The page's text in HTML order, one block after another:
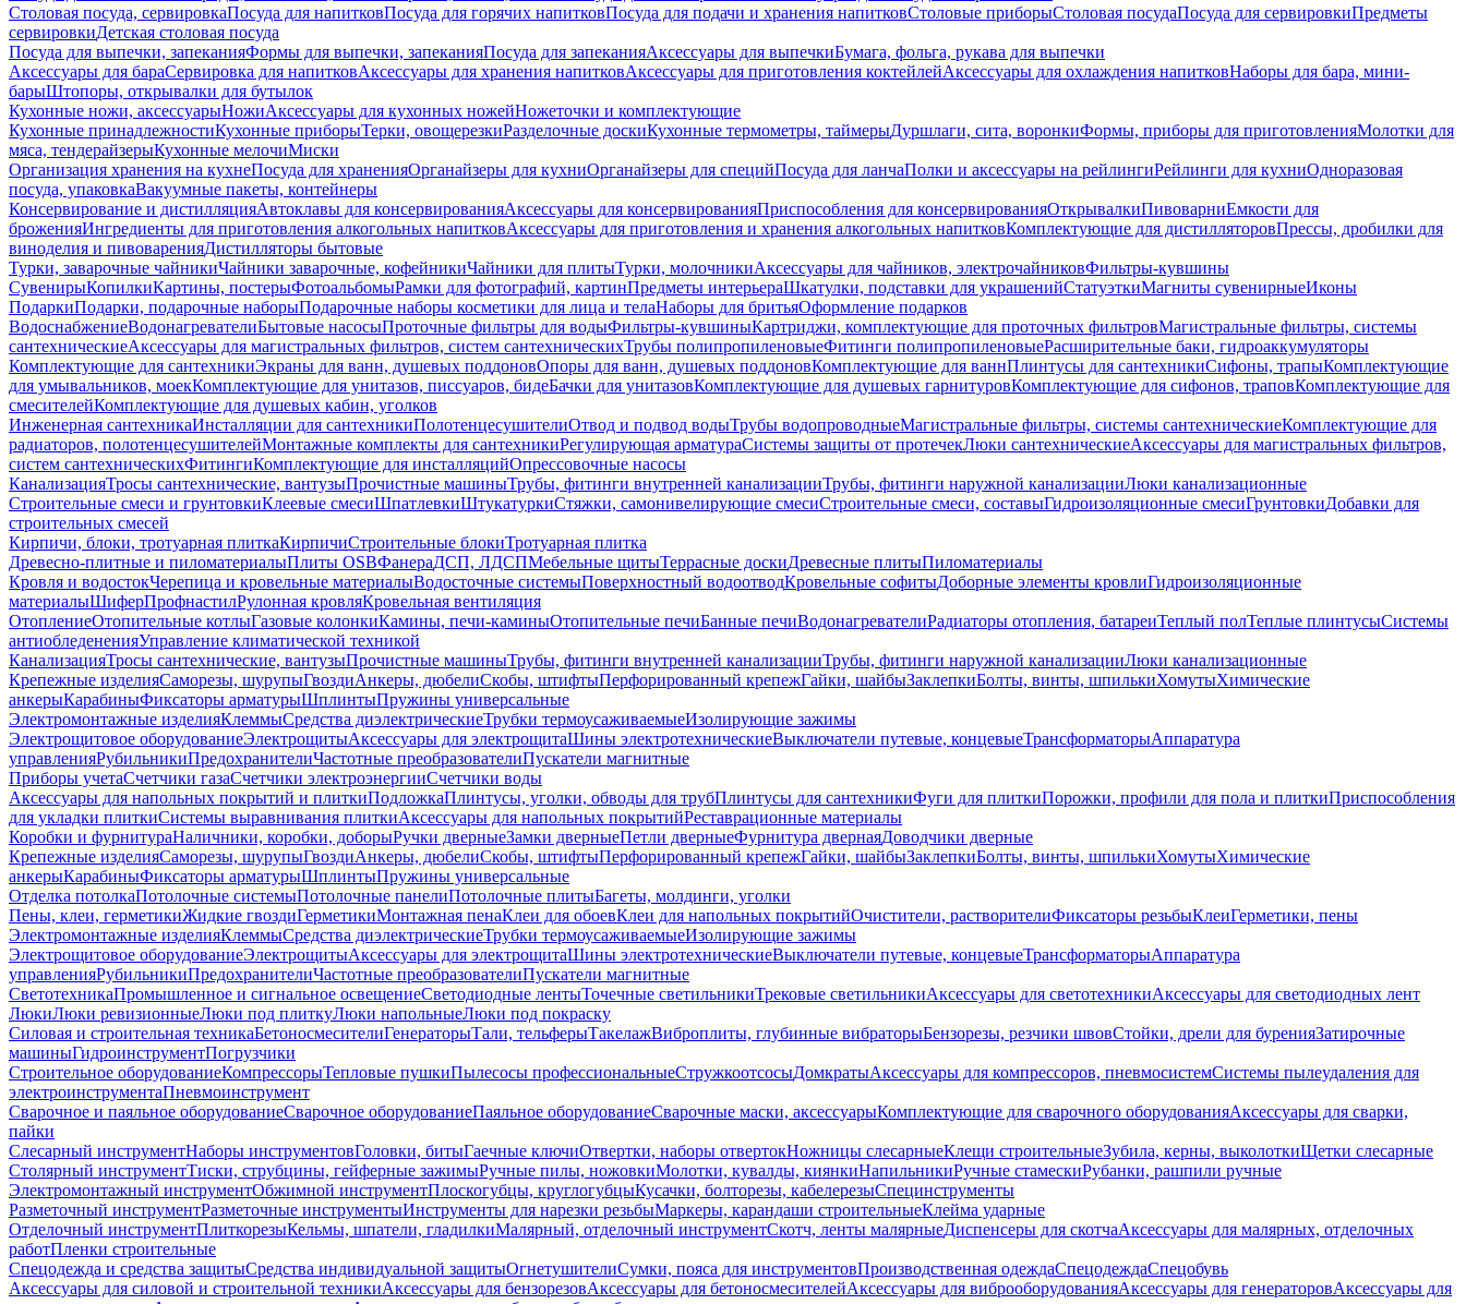
Столовая посуда, сервировкаПосуда для напитковПосуда для горячих напитковПосуда для подачи и хранения напитковСтоловые приборыСтоловая посудаПосуда для сервировкиПредметы
сервировкиДетская столовая посуда
Посуда для выпечки, запеканияФормы для выпечки, запеканияПосуда для запеканияАксессуары для выпечкиБумага, фольга, рукава для выпечки
Аксессуары для бараСервировка для напитковАксессуары для хранения напитковАксессуары для приготовления коктейлейАксессуары для охлаждения напитковНаборы для бара, мини-
барыШтопоры, открывалки для бутылок
Кухонные ножи, аксессуарыНожиАксессуары для кухонных ножейНожеточки и комплектующие
Кухонные принадлежностиКухонные приборыТерки, овощерезкиРазделочные доскиКухонные термометры, таймерыДуршлаги, сита, воронкиФормы, приборы для приготовленияМолотки для
мяса, тендерайзерыКухонные мелочиМиски
Организация хранения на кухнеПосуда для храненияОрганайзеры для кухниОрганайзеры для специйПосуда для ланчаПолки и аксессуары на рейлингиРейлинги для кухниОдноразовая
посуда, упаковкаВакуумные пакеты, контейнеры
Консервирование и дистилляцияАвтоклавы для консервированияАксессуары для консервированияПриспособления для консервированияОткрывалкиПивоварниЕмкости для
броженияИнгредиенты для приготовления алкогольных напитковАксессуары для приготовления и хранения алкогольных напитковКомплектующие для дистилляторовПрессы, дробилки для
виноделия и пивоваренияДистилляторы бытовые
Турки, заварочные чайникиЧайники заварочные, кофейникиЧайники для плитыТурки, молочникиАксессуары для чайников, электрочайниковФильтры-кувшины
СувенирыКопилкиКартины, постерыФотоальбомыРамки для фотографий, картинПредметы интерьераШкатулки, подставки для украшенийСтатуэткиМагниты сувенирныеИконы
ПодаркиПодарки, подарочные наборыПодарочные наборы косметики для лица и телаНаборы для бритьяОформление подарков
ВодоснабжениеВодонагревателиБытовые насосыПроточные фильтры для водыФильтры-кувшиныКартриджи, комплектующие для проточных фильтровМагистральные фильтры, системы
сантехническиеАксессуары для магистральных фильтров, систем сантехническихТрубы полипропиленовыеФитинги полипропиленовыеРасширительные баки, гидроаккумуляторы
Комплектующие для сантехникиЭкраны для ванн, душевых поддоновОпоры для ванн, душевых поддоновКомплектующие для ваннПлинтусы для сантехникиСифоны, трапыКомплектующие
для умывальников, моекКомплектующие для унитазов, писсуаров, бидеБачки для унитазовКомплектующие для душевых гарнитуровКомплектующие для сифонов, траповКомплектующие для
смесителейКомплектующие для душевых кабин, уголков
Инженерная сантехникаИнсталляции для сантехникиПолотенцесушителиОтвод и подвод водыТрубы водопроводныеМагистральные фильтры, системы сантехническиеКомплектующие для
радиаторов, полотенцесушителейМонтажные комплекты для сантехникиРегулирующая арматураСистемы защиты от протечекЛюки сантехническиеАксессуары для магистральных фильтров,
систем сантехническихФитингиКомплектующие для инсталляцийОпрессовочные насосы
КанализацияТросы сантехнические, вантузыПрочистные машиныТрубы, фитинги внутренней канализацииТрубы, фитинги наружной канализацииЛюки канализационные
Строительные смеси и грунтовкиКлеевые смесиШпатлевкиШтукатуркиСтяжки, самонивелирующие смесиСтроительные смеси, составыГидроизоляционные смесиГрунтовкиДобавки для
строительных смесей
Кирпичи, блоки, тротуарная плиткаКирпичиСтроительные блокиТротуарная плитка
Древесно-плитные и пиломатериалыПлиты OSBФанераДСП, ЛДСПМебельные щитыТеррасные доскиДревесные плитыПиломатериалы
Кровля и водостокЧерепица и кровельные материалыВодосточные системыПоверхностный водоотводКровельные софитыДоборные элементы кровлиГидроизоляционные
материалыШиферПрофнастилРулонная кровляКровельная вентиляция
ОтоплениеОтопительные котлыГазовые колонкиКамины, печи-каминыОтопительные печиБанные печиВодонагревателиРадиаторы отопления, батареиТеплый полТеплые плинтусыСистемы
антиобледененияУправление климатической техникой
КанализацияТросы сантехнические, вантузыПрочистные машиныТрубы, фитинги внутренней канализацииТрубы, фитинги наружной канализацииЛюки канализационные
Крепежные изделияСаморезы, шурупыГвоздиАнкеры, дюбелиСкобы, штифтыПерфорированный крепежГайки, шайбыЗаклепкиБолты, винты, шпилькиХомутыХимические
анкерыКарабиныФиксаторы арматурыШплинтыПружины универсальные
Электромонтажные изделияКлеммыСредства диэлектрическиеТрубки термоусаживаемыеИзолирующие зажимы
Электрощитовое оборудованиеЭлектрощитыАксессуары для электрощитаШины электротехническиеВыключатели путевые, концевыеТрансформаторыАппаратура
управленияРубильникиПредохранителиЧастотные преобразователиПускатели магнитные
Приборы учетаСчетчики газаСчетчики электроэнергииСчетчики воды
Аксессуары для напольных покрытий и плиткиПодложкаПлинтусы, уголки, обводы для трубПлинтусы для сантехникиФуги для плиткиПорожки, профили для пола и плиткиПриспособления
для укладки плиткиСистемы выравнивания плиткиАксессуары для напольных покрытийРеставрационные материалы
Коробки и фурнитураНаличники, коробки, доборыРучки дверныеЗамки дверныеПетли дверныеФурнитура двернаяДоводчики дверные
Крепежные изделияСаморезы, шурупыГвоздиАнкеры, дюбелиСкобы, штифтыПерфорированный крепежГайки, шайбыЗаклепкиБолты, винты, шпилькиХомутыХимические
анкерыКарабиныФиксаторы арматурыШплинтыПружины универсальные
Отделка потолкаПотолочные системыПотолочные панелиПотолочные плитыБагеты, молдинги, уголки
Пены, клеи, герметикиЖидкие гвоздиГерметикиМонтажная пенаКлеи для обоевКлеи для напольных покрытийОчистители, растворителиФиксаторы резьбыКлеиГерметики, пены
Электромонтажные изделияКлеммыСредства диэлектрическиеТрубки термоусаживаемыеИзолирующие зажимы
Электрощитовое оборудованиеЭлектрощитыАксессуары для электрощитаШины электротехническиеВыключатели путевые, концевыеТрансформаторыАппаратура
управленияРубильникиПредохранителиЧастотные преобразователиПускатели магнитные
СветотехникаПромышленное и сигнальное освещениеСветодиодные лентыТочечные светильникиТрековые светильникиАксессуары для светотехникиАксессуары для светодиодных лент
ЛюкиЛюки ревизионныеЛюки под плиткуЛюки напольныеЛюки под покраску
Силовая и строительная техникаБетоносмесителиГенераторыТали, тельферыТакелажВиброплиты, глубинные вибраторыБензорезы, резчики швовСтойки, дрели для буренияЗатирочные
машиныГидроинструментПогрузчики
Строительное оборудованиеКомпрессорыТепловые пушкиПылесосы профессиональныеСтружкоотсосыДомкратыАксессуары для компрессоров, пневмосистемСистемы пылеудаления для
электроинструментаПневмоинструмент
Сварочное и паяльное оборудованиеСварочное оборудованиеПаяльное оборудованиеСварочные маски, аксессуарыКомплектующие для сварочного оборудованияАксессуары для сварки,
пайки
Слесарный инструментНаборы инструментовГоловки, битыГаечные ключиОтвертки, наборы отвертокНожницы слесарныеКлещи строительныеЗубила, керны, выколоткиЩетки слесарные
Столярный инструментТиски, струбцины, гейферные зажимыРучные пилы, ножовкиМолотки, кувалды, киянкиНапильникиРучные стамескиРубанки, рашпили ручные
Электромонтажный инструментОбжимной инструментПлоскогубцы, круглогубцыКусачки, болторезы, кабелерезыСпецинструменты
Разметочный инструментРазметочные инструментыИнструменты для нарезки резьбыМаркеры, карандаши строительныеКлейма ударные
Отделочный инструментПлиткорезыКельмы, шпатели, гладилкиМалярный, отделочный инструментСкотч, ленты малярныеДиспенсеры для скотчаАксессуары для малярных, отделочных
работПленки строительные
Спецодежда и средства защитыСредства индивидуальной защитыОгнетушителиСумки, пояса для инструментовПроизводственная одеждаСпецодеждаСпецобувь
Аксессуары для силовой и строительной техникиАксессуары для бензорезовАксессуары для бетоносмесителейАксессуары для виброоборудованияАксессуары для генераторовАксессуары для